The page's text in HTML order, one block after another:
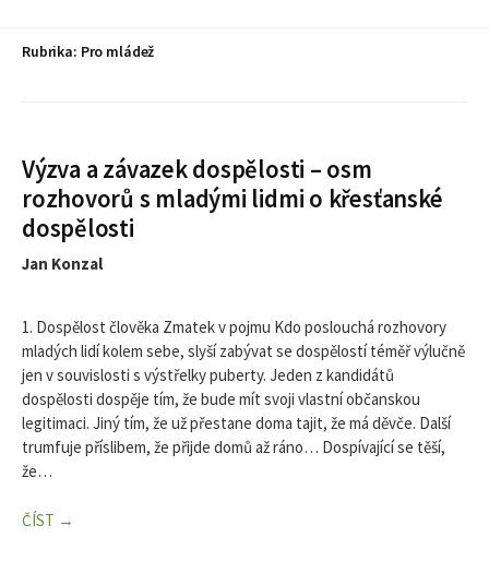
Rubrika: Pro mládež
Výzva a závazek dospělosti – osm
rozhovorů s mladými lidmi o křesťanské
dospělosti
Jan Konzal
1. Dospělost člověka Zmatek v pojmu Kdo poslouchá rozhovory
mladých lidí kolem sebe, slyší zabývat se dospělostí téměř výlučně
jen v souvislosti s výstřelky puberty. Jeden z kandidátů
dospělosti dospěje tím, že bude mít svoji vlastní občanskou
legitimaci. Jiný tím, že už přestane doma tajit, že má děvče. Další
trumfuje příslibem, že přijde domů až ráno… Dospívající se těší,
že…
ČÍST →